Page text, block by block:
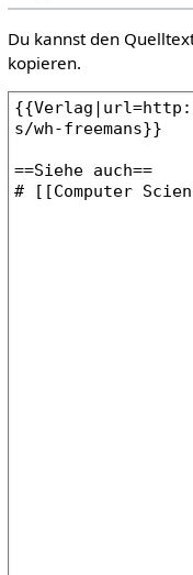
Du kannst den
kopieren.